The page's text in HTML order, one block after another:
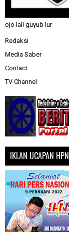
ojo lali guyub lur
Redaksi
Media Saber
Contact
TV Channel
IKLAN UCAPAN HPN